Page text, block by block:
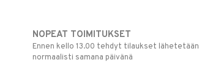
NOPEAT TOIMITUKSET
Ennen kello 13.00 tehdyt tilaukset lähetetään
normaalisti samana päivänä